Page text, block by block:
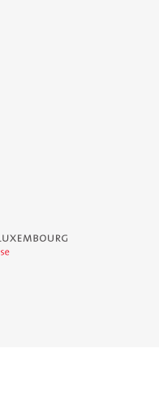
Luxembourg - Service